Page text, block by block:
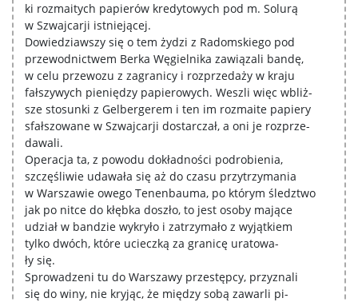
ki rozmaitych papierów kredytowych pod m. Solurą
w Szwajcarji istniejącej.
Dowiedziawszy się o tem żydzi z Radomskiego pod
przewodnictwem Berka Węgielnika zawiązali bandę,
w celu przewozu z zagranicy i rozprzedaży w kraju
fałszywych pieniędzy papierowych. Weszli więc wbliż-
sze stosunki z Gelbergerem i ten im rozmaite papiery
sfałszowane w Szwajcarji dostarczał, a oni je rozprze-
dawali.
Operacja ta, z powodu dokładności podrobienia,
szczęśliwie udawała się aż do czasu przytrzymania
w Warszawie owego Tenenbauma, po którym śledztwo
jak po nitce do kłębka doszło, to jest osoby mające
udział w bandzie wykryło i zatrzymało z wyjątkiem
tylko dwóch, które ucieczką za granicę uratowa-
ły się.
Sprowadzeni tu do Warszawy przestępcy, przyznali
się do winy, nie kryjąc, że między sobą zawarli pi-